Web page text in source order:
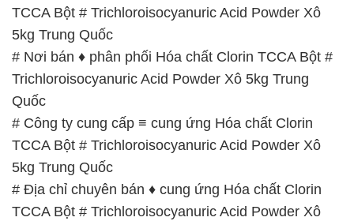
TCCA Bột # Trichloroisocyanuric Acid Powder Xô
5kg Trung Quốc
# Nơi bán ♦ phân phối Hóa chất Clorin TCCA Bột #
Trichloroisocyanuric Acid Powder Xô 5kg Trung
Quốc
# Công ty cung cấp ≡ cung ứng Hóa chất Clorin
TCCA Bột # Trichloroisocyanuric Acid Powder Xô
5kg Trung Quốc
# Địa chỉ chuyên bán ♦ cung ứng Hóa chất Clorin
TCCA Bột # Trichloroisocyanuric Acid Powder Xô